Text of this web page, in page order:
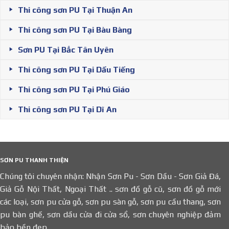
Thi công sơn PU Tại Thuận An
Thi công sơn PU Tại Bàu Bàng
Sơn PU Tại Bắc Tân Uyên
Thi công sơn PU Tại Dầu Tiếng
Thi công sơn PU Tại Phú Giáo
Thi công sơn PU Tại Dĩ An
SƠN PU THANH THIỆN
Chúng tôi chuyên nhận: Nhận Sơn Pu - Sơn Dầu - Sơn Giả Đá,
Giả Gỗ Nội Thất, Ngoại Thất .. sơn đồ gỗ cũ, sơn đồ gỗ mới
các loại, sơn pu cửa gỗ, sơn pu sàn gỗ, sơn pu cầu thang, sơn
pu bàn ghế, sơn dầu cửa đi cửa sổ, sơn chuyên nghiệp đảm